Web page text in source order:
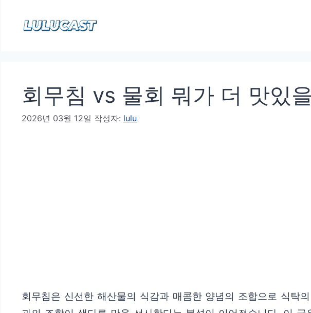
회무침 vs 물회 뭐가 더 맛있
2026년 03월 12일 작성자: lulu
회무침은 신선한 해산물의 식감과 매콤한 양념의 조합으로 식탁